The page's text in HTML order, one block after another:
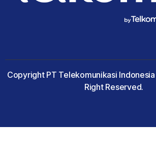
Copyright PT Telekomunikasi
Right Reserved.